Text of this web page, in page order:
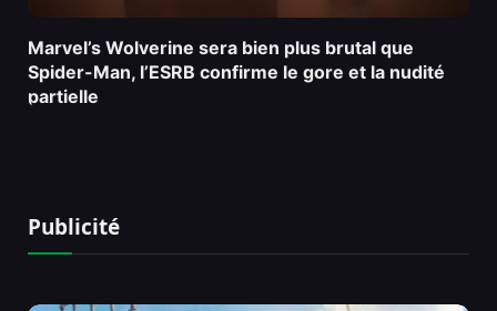
Marvel’s Wolverine sera bien plus brutal que
Spider-Man, l’ESRB confirme le gore et la nudité
partielle
Publicité